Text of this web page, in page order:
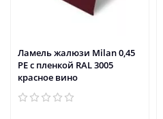
Ламель жалюзи Milan 0,45
PE с пленкой RAL 3005
красное вино